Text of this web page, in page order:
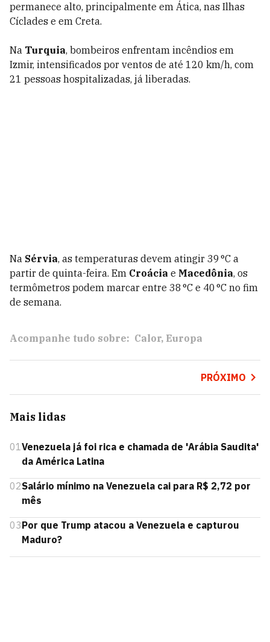
permanece alto, principalmente em Ática, nas Ilhas
Cíclades e em Creta.
Na Turquia, bombeiros enfrentam incêndios em
Izmir, intensificados por ventos de até 120 km/h, com
21 pessoas hospitalizadas, já liberadas.
Na Sérvia, as temperaturas devem atingir 39 °C a
partir de quinta-feira. Em Croácia e Macedônia, os
termômetros podem marcar entre 38 °C e 40 °C no fim
de semana.
Acompanhe tudo sobre: Calor Europa
PRÓXIMO
Mais lidas
01Venezuela já foi rica e chamada de 'Arábia Saudita'
da América Latina
02Salário mínimo na Venezuela cai para R$ 2,72 por
mês
03Por que Trump atacou a Venezuela e capturou
Maduro?